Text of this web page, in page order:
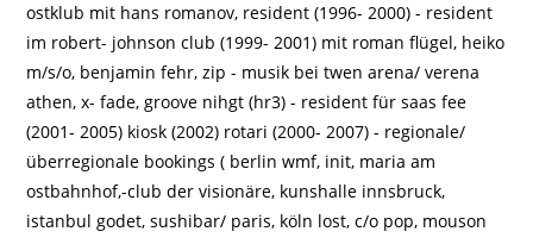
ostklub mit hans romanov, resident (1996- 2000) - resident
im robert- johnson club (1999- 2001) mit roman flügel, heiko
m/s/o, benjamin fehr, zip - musik bei twen arena/ verena
athen, x- fade, groove nihgt (hr3) - resident für saas fee
(2001- 2005) kiosk (2002) rotari (2000- 2007) - regionale/
überregionale bookings ( berlin wmf, init, maria am
ostbahnhof,-club der visionäre, kunshalle innsbruck,
istanbul godet, sushibar/ paris, köln lost, c/o pop, mouson